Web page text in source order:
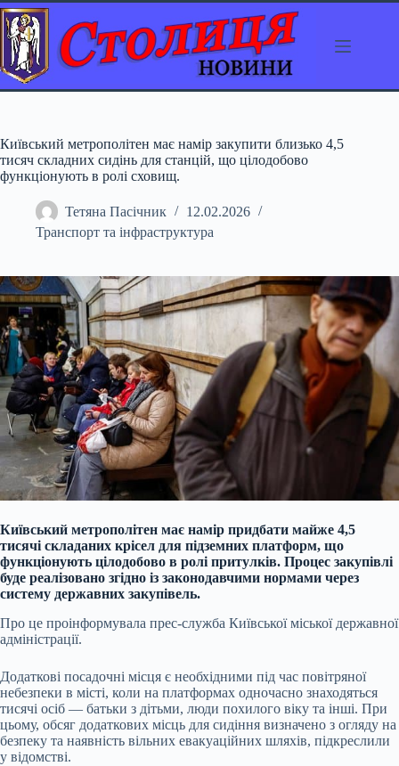
Перейти
до
вмісту
Київський метрополітен має намір закупити близько 4,5
тисяч складних сидінь для станцій, що цілодобово
функціонують в ролі сховищ.
Тетяна Пасічник
12.02.2026
Транспорт та інфраструктура
Київський метрополітен має намір придбати майже 4,5
тисячі складаних крісел для підземних платформ, що
функціонують цілодобово в ролі притулків. Процес закупівлі
буде реалізовано згідно із законодавчими нормами через
систему державних закупівель.
Про це проінформувала прес-служба Київської міської державної
адміністрації.
Додаткові посадочні місця є необхідними під час повітряної
небезпеки в місті, коли на платформах одночасно знаходяться
тисячі осіб — батьки з дітьми, люди похилого віку та інші. При
цьому, обсяг додаткових місць для сидіння визначено з огляду на
безпеку та наявність вільних евакуаційних шляхів, підкреслили
у відомстві.